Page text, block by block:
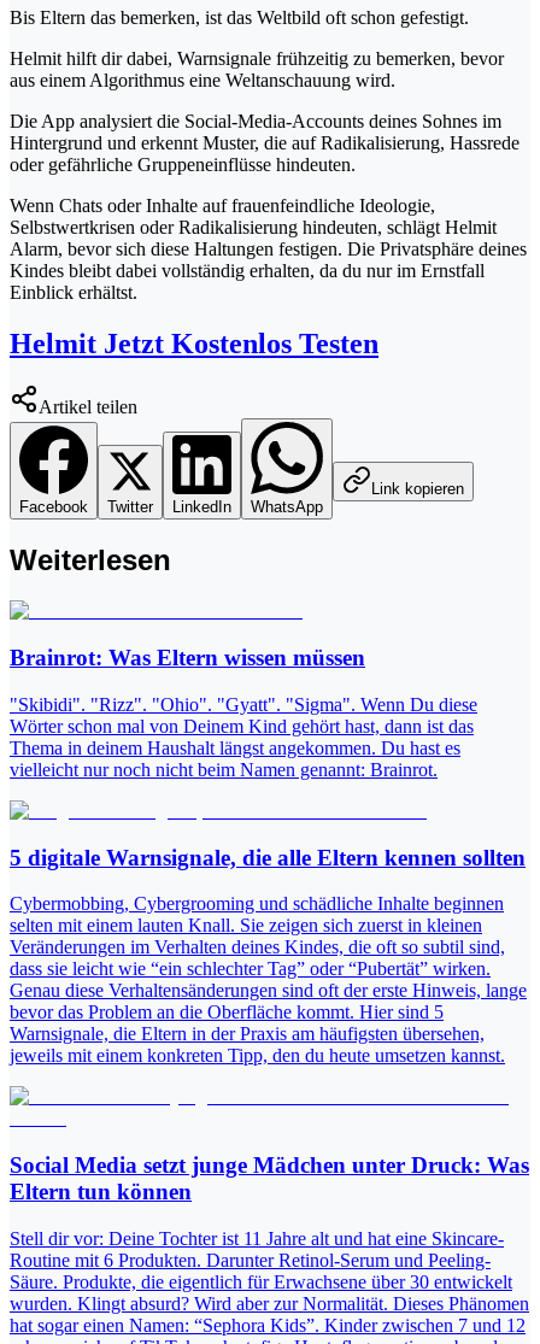
Bis Eltern das bemerken, ist das Weltbild oft schon gefestigt.
Helmit hilft dir dabei, Warnsignale frühzeitig zu bemerken, bevor
aus einem Algorithmus eine Weltanschauung wird.
Die App analysiert die Social-Media-Accounts deines Sohnes im
Hintergrund und erkennt Muster, die auf Radikalisierung, Hassrede
oder gefährliche Gruppeneinflüsse hindeuten.
Wenn Chats oder Inhalte auf frauenfeindliche Ideologie,
Selbstwertkrisen oder Radikalisierung hindeuten, schlägt Helmit
Alarm, bevor sich diese Haltungen festigen. Die Privatsphäre deines
Kindes bleibt dabei vollständig erhalten, da du nur im Ernstfall
Einblick erhältst.
Helmit Jetzt Kostenlos Testen
Artikel teilen
Facebook Twitter LinkedIn WhatsApp
Link kopieren
Weiterlesen
Brainrot: Was Eltern wissen müssen
"Skibidi". "Rizz". "Ohio". "Gyatt". "Sigma". Wenn Du diese
Wörter schon mal von Deinem Kind gehört hast, dann ist das
Thema in deinem Haushalt längst angekommen. Du hast es
vielleicht nur noch nicht beim Namen genannt: Brainrot.
5 digitale Warnsignale, die alle Eltern kennen sollten
Cybermobbing, Cybergrooming und schädliche Inhalte beginnen
selten mit einem lauten Knall. Sie zeigen sich zuerst in kleinen
Veränderungen im Verhalten deines Kindes, die oft so subtil sind,
dass sie leicht wie “ein schlechter Tag” oder “Pubertät” wirken.
Genau diese Verhaltensänderungen sind oft der erste Hinweis, lange
bevor das Problem an die Oberfläche kommt. Hier sind 5
Warnsignale, die Eltern in der Praxis am häufigsten übersehen,
jeweils mit einem konkreten Tipp, den du heute umsetzen kannst.
Social Media setzt junge Mädchen unter Druck: Was
Eltern tun können
Stell dir vor: Deine Tochter ist 11 Jahre alt und hat eine Skincare-
Routine mit 6 Produkten. Darunter Retinol-Serum und Peeling-
Säure. Produkte, die eigentlich für Erwachsene über 30 entwickelt
wurden. Klingt absurd? Wird aber zur Normalität. Dieses Phänomen
hat sogar einen Namen: “Sephora Kids”. Kinder zwischen 7 und 12